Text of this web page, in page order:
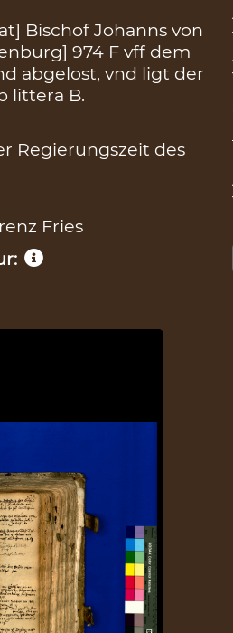
Bischof Johanns von
974 F vff dem
abgelost, vnd ligt der
littera B.
Regierungszeit des
Fries